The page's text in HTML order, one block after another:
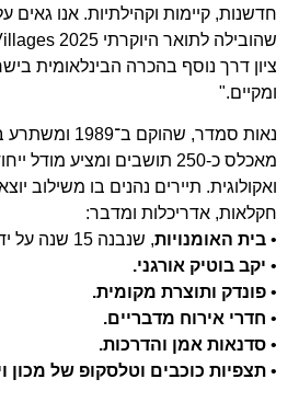
חדשנות, קיימות וקהילתיות. אנו גאים על
ציון דרך נוסף בהכרה הבינלאומית בישראל
ומקיים."
נאות סמדר, שהוקם
מאכלס כ-250 תושבים ומציע מודל
ואקולוגית. תיירים נהנים בו משילוב יוצא
חקלאות, אדריכלות ומדבר:
בית האומנויות, שנבנה 15 שנה על ידי חברי המקום.
יקב בוטיק אורגני.
פונדק ותוצרת מקומית.
חדרי אירוח מדבריים.
סדנאות אמן והדרכות.
תצפיות כוכבים וטלסקופ של מכון